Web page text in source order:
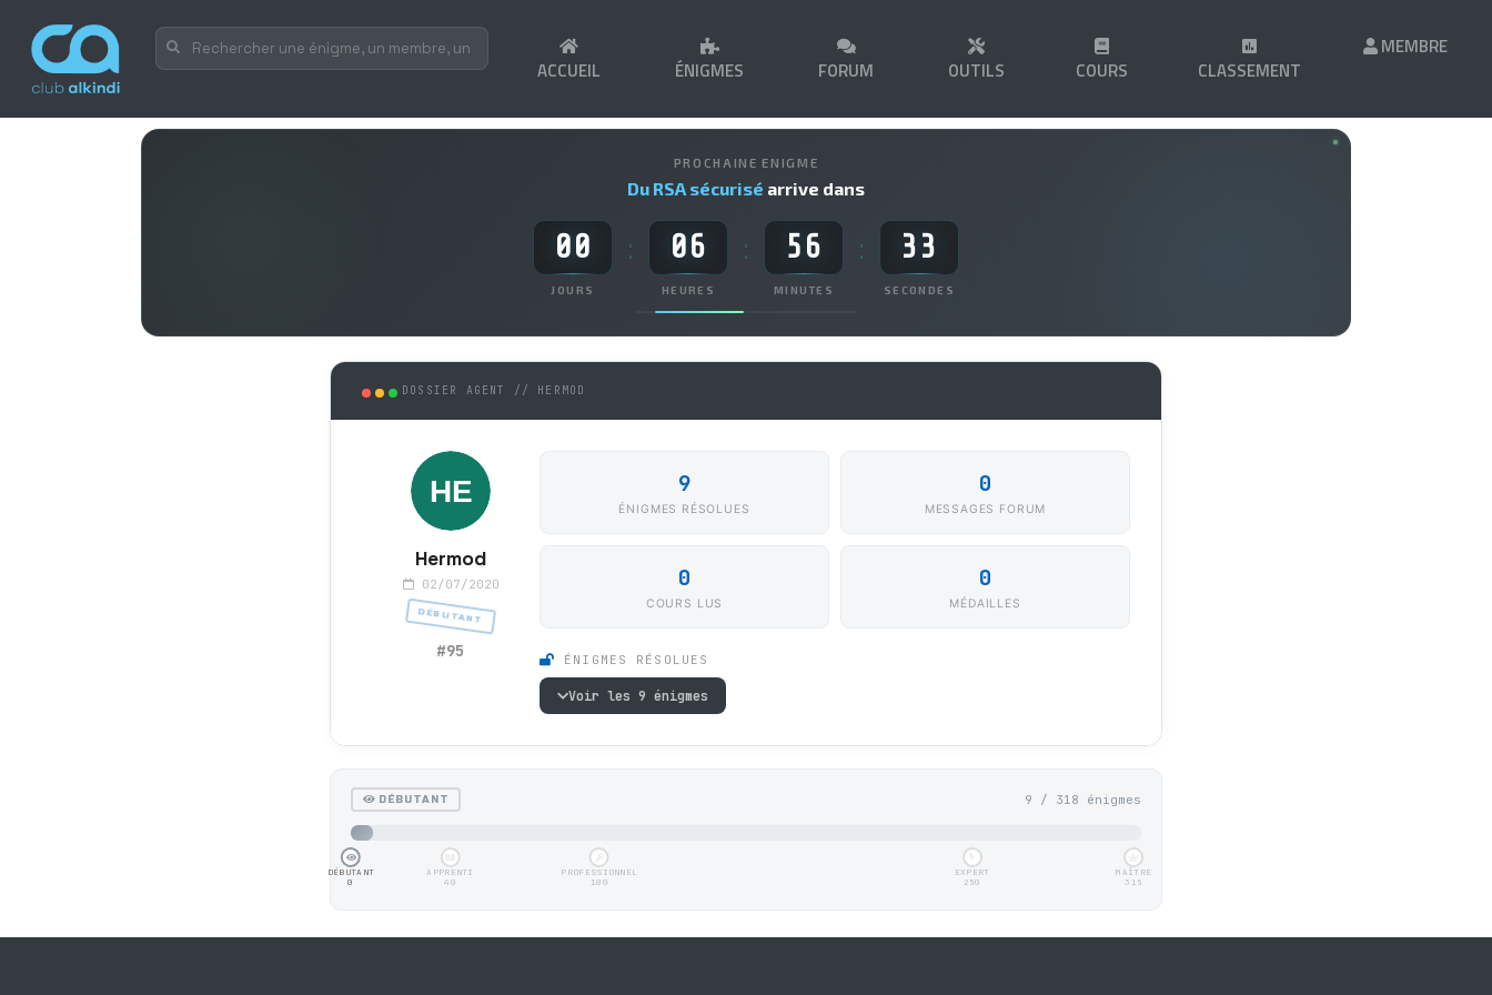
ACCUEIL ÉNIGMES FORUM OUTILS COURS CLASSEMENT
MEMBRE
PROCHAINE ENIGME
Du RSA sécurisé arrive dans
00
JOURS
: 06
HEURES
: 56
MINUTES
: 33
SECONDES
DOSSIER AGENT // HERMOD
Hermod
02/07/2020
DÉBUTANT
#95
9
ÉNIGMES RÉSOLUES
0
MESSAGES FORUM
0
COURS LUS
0
MÉDAILLES
ÉNIGMES RÉSOLUES
Voir les 9 énigmes
DÉBUTANT 9 / 318 énigmes
DÉBUTANT
0
APPRENTI
40
PROFESSIONNEL
100
EXPERT
250
MAÎTRE
315